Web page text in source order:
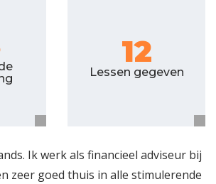
12
Lessen gegeven
Ik werk als financieel adviseur bij
zeer goed thuis in alle stimulerende